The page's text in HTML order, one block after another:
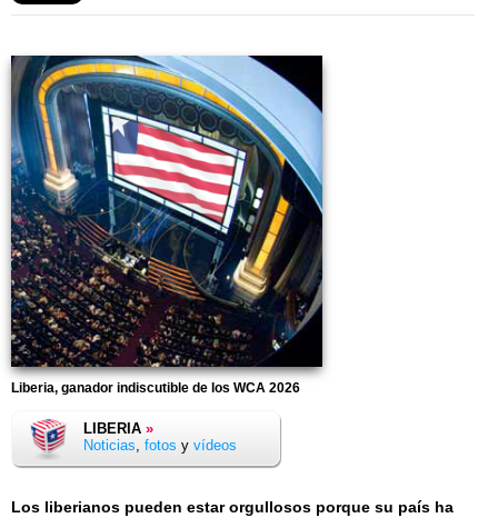
Liberia, ganador indiscutible de los WCA 2026
LIBERIA »
Noticias, fotos y vídeos
Los liberianos pueden estar orgullosos porque su país ha